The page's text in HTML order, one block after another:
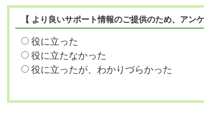
【 より良いサポート情報のご提供のため、ア
役に立った
役に立たなかった
役に立ったが、わかりづらかった